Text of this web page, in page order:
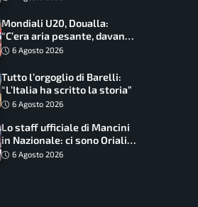
Mondiali U20, Doualla:
“C’era aria pesante, davano
le mascherine! Finale? Non
6 Agosto 2026
Tutto l’orgoglio di Barelli:
“L’Italia ha scritto la storia”
6 Agosto 2026
Lo staff ufficiale di Mancini
in Nazionale: ci sono Oriali e
Bonucci, confermato un
6 Agosto 2026